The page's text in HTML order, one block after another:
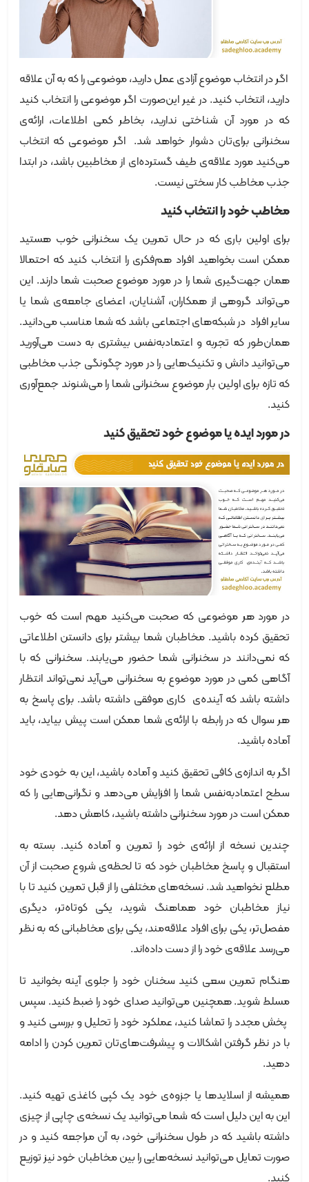
اگر در انتخاب موضوع آزادی عمل دارید، موضوعی را که به آن علاقه
دارید، انتخاب کنید. در غیر این‌صورت اگر موضوعی را انتخاب کنید
که در مورد آن شناختی ندارید، بخاطر کمی اطلاعات، ارائه‌ی
سخنرانی برای‌تان دشوار خواهد شد. اگر موضوعی که انتخاب
می‌کنید مورد علاقه‌ی طیف گسترده‌ای از مخاطبین باشد، در ابتدا
جذب مخاطب کار سختی نیست.
مخاطب خود را انتخاب کنید
برای اولین باری که در حال تمرین یک سخنرانی خوب هستید
ممکن است بخواهید افراد هم‌فکری را انتخاب کنید که احتمالا
همان جهت‌گیری شما را در مورد موضوع صحبت شما دارند. این
می‌تواند گروهی از همکاران، آشنایان، اعضای جامعه‌ی شما یا
سایر افراد در شبکه‌های اجتماعی باشد که شما مناسب می‌دانید.
همان‌طور که تجربه و اعتمادبه‌نفس بیشتری به دست می‌آورید
می‌توانید دانش و تکنیک‌هایی را در مورد چگونگی جذب مخاطبی
که تازه برای اولین بار موضوع سخنرانی شما را می‌شنوند جمع‌آوری
کنید.
در مورد ایده یا موضوع خود تحقیق کنید
در مورد هر موضوعی که صحبت می‌کنید مهم است که خوب
تحقیق کرده باشید. مخاطبان شما بیشتر برای دانستن اطلاعاتی
که نمی‌دانند در سخنرانی شما حضور می‌یابند. سخنرانی که با
آگاهی کمی در مورد موضوع به سخنرانی می‌آید نمی‌تواند انتظار
داشته باشد که آینده‌ی کاری موفقی داشته باشد. برای پاسخ به
هر سوال که در رابطه با ارائه‌ی شما ممکن است پیش بیاید، باید
آماده باشید.
اگر به اندازه‌ی کافی تحقیق کنید و آماده باشید، این به خودی خود
سطح اعتمادبه‌نفس شما را افزایش می‌دهد و نگرانی‌هایی را که
ممکن است در مورد سخنرانی داشته باشید، کاهش دهد.
چندین نسخه از ارائه‌ی خود را تمرین و آماده کنید. بسته به
استقبال و پاسخ مخاطبان خود که تا لحظه‌ی شروع صحبت از آن
مطلع نخواهید شد. نسخه‌های مختلفی را از قبل تمرین کنید تا با
نیاز مخاطبان خود هماهنگ شوید، یکی کوتاه‌تر، دیگری
مفصل‌تر، یکی برای افراد علاقه‌مند، یکی برای مخاطبانی که به نظر
می‌رسد علاقه‌ی خود را از دست داده‌اند.
هنگام تمرین سعی کنید سخنان خود را جلوی آینه بخوانید تا
مسلط شوید. همچنین می‌توانید صدای خود را ضبط کنید. سپس
پخش مجدد را تماشا کنید، عملکرد خود را تحلیل و بررسی کنید و
با در نظر گرفتن اشکالات و پیشرفت‌های‌تان تمرین کردن را ادامه
دهید.
همیشه از اسلایدها یا جزوه‌ی خود یک کپی کاغذی تهیه کنید.
این به این دلیل است که شما می‌توانید یک نسخه‌ی چاپی از چیزی
داشته باشید که در طول سخنرانی خود، به آن مراجعه کنید و در
صورت تمایل می‌توانید نسخه‌هایی را بین مخاطبان خود نیز توزیع
کنید.